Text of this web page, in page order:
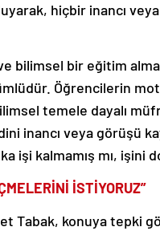
hiçbir inancı veya
bilimsel bir eğitim
Öğrencilerin
temele dayalı
inancı veya görüşü
işi kalmamış mı, işini
İSTİYORUZ”
Tabak, konuya tepki